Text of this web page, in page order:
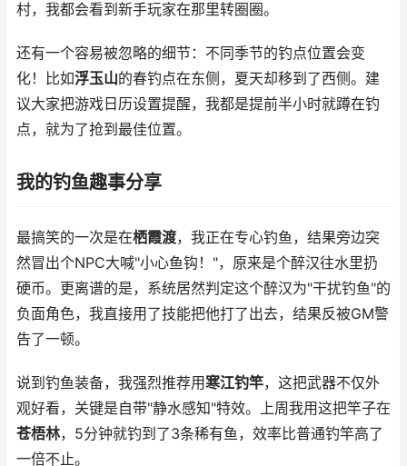
村，我都会看到新手玩家在那里转圈圈。
还有一个容易被忽略的细节：不同季节的钓点位置会变
化！比如浮玉山的春钓点在东侧，夏天却移到了西侧。建
议大家把游戏日历设置提醒，我都是提前半小时就蹲在钓
点，就为了抢到最佳位置。
我的钓鱼趣事分享
最搞笑的一次是在栖霞渡，我正在专心钓鱼，结果旁边突
然冒出个NPC大喊"小心鱼钩！"，原来是个醉汉往水里扔
硬币。更离谱的是，系统居然判定这个醉汉为"干扰钓鱼"的
负面角色，我直接用了技能把他打了出去，结果反被GM警
告了一顿。
说到钓鱼装备，我强烈推荐用寒江钓竿，这把武器不仅外
观好看，关键是自带"静水感知"特效。上周我用这把竿子在
苍梧林，5分钟就钓到了3条稀有鱼，效率比普通钓竿高了
一倍不止。